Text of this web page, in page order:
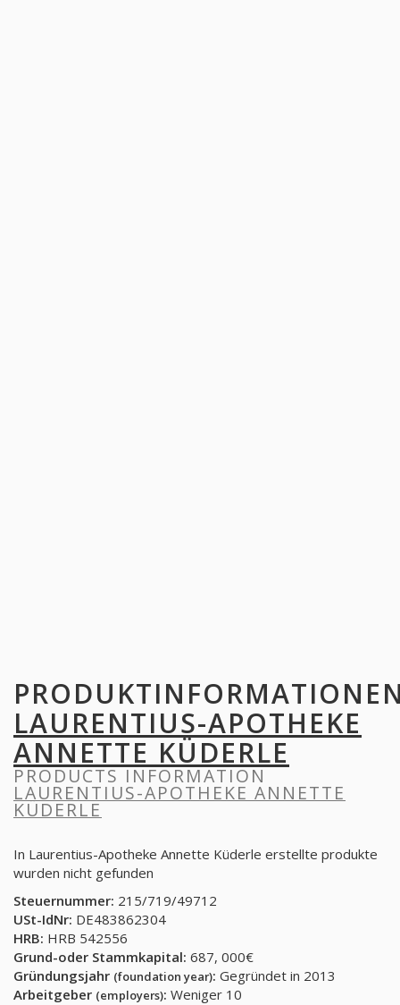
LAURENTIUS-APOTHEKE
ANNETTE KÜDERLE
PRODUCTS INFORMATION
LAURENTIUS-APOTHEKE ANNETTE
KÜDERLE
In Laurentius-Apotheke Annette Küderle erstellte produkte
wurden nicht gefunden
Steuernummer: 215/719/49712
USt-IdNr: DE483862304
HRB: HRB 542556
Grund-oder Stammkapital: 687, 000€
Gründungsjahr (foundation year): Gegründet in 2013
Arbeitgeber (employers): Weniger 10